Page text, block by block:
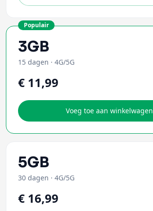
Populair
3GB
15 dagen · 4G/5G
€ 11,99
Voeg toe aan winkelwagen
5GB
30 dagen · 4G/5G
€ 16,99